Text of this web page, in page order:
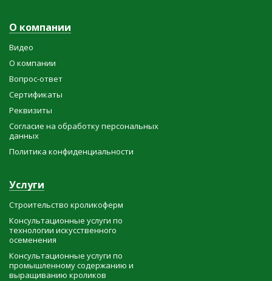
О компании
Видео
О компании
Вопрос-ответ
Сертификаты
Реквизиты
Согласие на обработку персональных
данных
Политика конфиденциальности
Услуги
Строительство кроликоферм
Консультационные услуги по
технологии искусственного
осеменения
Консультационные услуги по
промышленному содержанию и
выращиванию кроликов